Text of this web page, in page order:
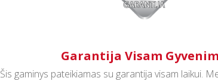
Garantija Visam
Šis gaminys pateikiamas su garantija visam laikui.